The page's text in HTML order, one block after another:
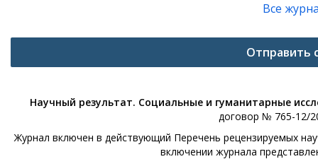
Все
Отправить
Научный результат. Социальные и гуманитарные
договор № 765-12/
Журнал включен в действующий Перечень рецензируемых
включении журнала